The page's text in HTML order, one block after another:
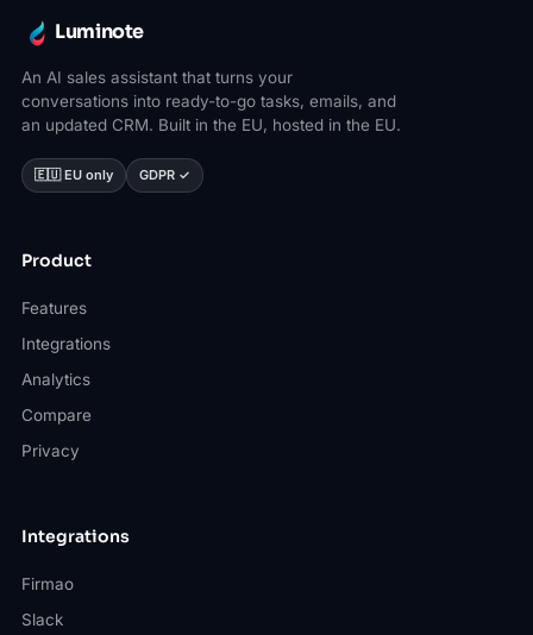
Luminote
An AI sales assistant that turns your
conversations into ready-to-go tasks, emails, and
an updated CRM. Built in the EU, hosted in the EU.
🇪🇺 EU only GDPR ✓
Product
Features
Integrations
Analytics
Compare
Privacy
Integrations
Firmao
Slack